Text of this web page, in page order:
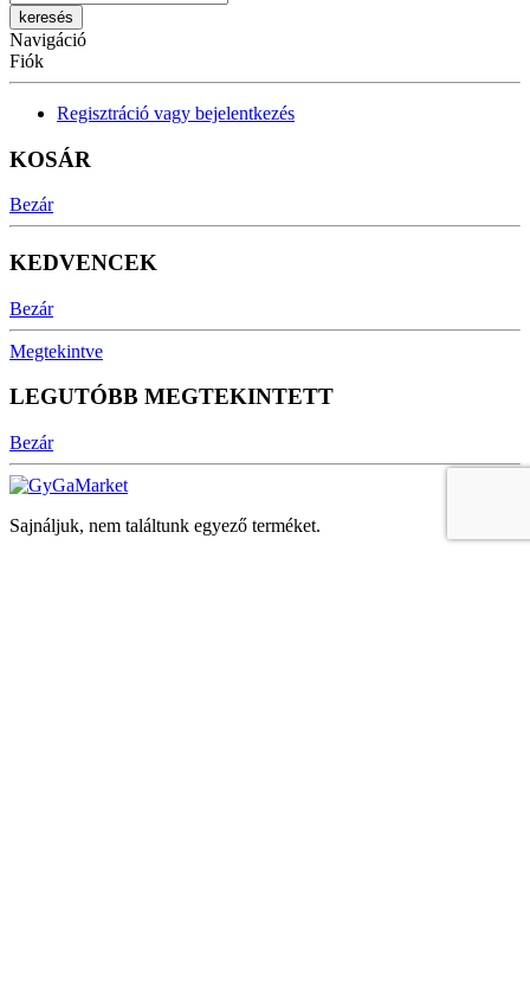
Navigáció
Fiók
Regisztráció vagy bejelentkezés
KOSÁR
Bezár
KEDVENCEK
Bezár
Megtekintve
LEGUTÓBB MEGTEKINTETT
Bezár
Sajnáljuk, nem találtunk egyező terméket.